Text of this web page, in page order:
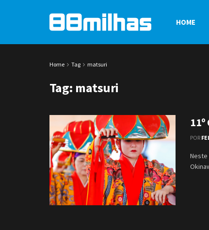
HOME
Home Tag matsuri
Tag: matsuri
POR
Neste